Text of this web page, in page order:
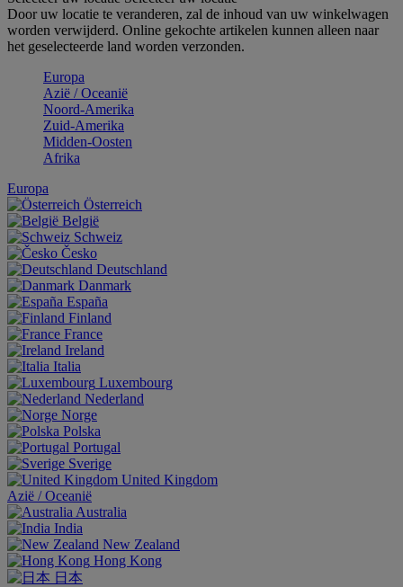
Door uw locatie te veranderen, zal de inhoud van uw winkelwagen
worden verwijderd. Online gekochte artikelen kunnen alleen naar
het geselecteerde land worden verzonden.
Europa
Aziё / Oceaniё
Noord-Amerika
Zuid-Amerika
Midden-Oosten
Afrika
Europa
Österreich
België
Schweiz
Česko
Deutschland
Danmark
España
Finland
France
Ireland
Italia
Luxembourg
Nederland
Norge
Polska
Portugal
Sverige
United Kingdom
Aziё / Oceaniё
Australia
India
New Zealand
Hong Kong
日本